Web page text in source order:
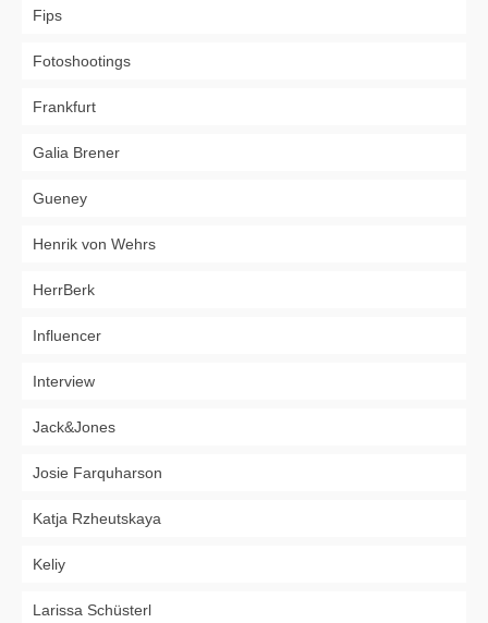
Fips
Fotoshootings
Frankfurt
Galia Brener
Gueney
Henrik von Wehrs
HerrBerk
Influencer
Interview
Jack&Jones
Josie Farquharson
Katja Rzheutskaya
Keliy
Larissa Schüsterl